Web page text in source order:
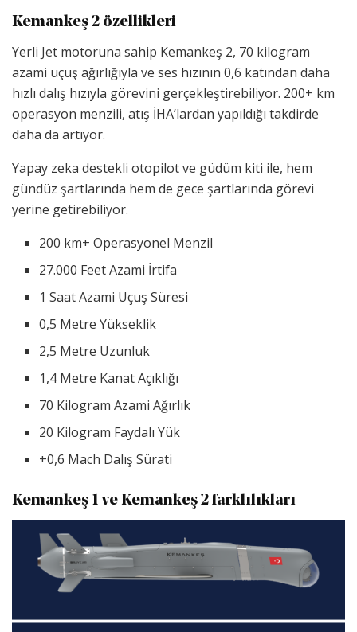
Kemankeş 2 özellikleri
Yerli Jet motoruna sahip Kemankeş 2, 70 kilogram
azami uçuş ağırlığıyla ve ses hızının 0,6 katından daha
hızlı dalış hızıyla görevini gerçekleştirebiliyor. 200+ km
operasyon menzili, atış İHA’lardan yapıldığı takdirde
daha da artıyor.
Yapay zeka destekli otopilot ve güdüm kiti ile, hem
gündüz şartlarında hem de gece şartlarında görevi
yerine getirebiliyor.
200 km+ Operasyonel Menzil
27.000 Feet Azami İrtifa
1 Saat Azami Uçuş Süresi
0,5 Metre Yükseklik
2,5 Metre Uzunluk
1,4 Metre Kanat Açıklığı
70 Kilogram Azami Ağırlık
20 Kilogram Faydalı Yük
+0,6 Mach Dalış Sürati
Kemankeş 1 ve Kemankeş 2 farklılıkları